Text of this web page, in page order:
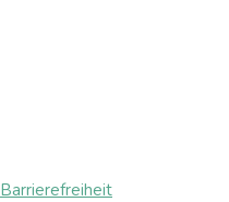
Barrierefreiheit